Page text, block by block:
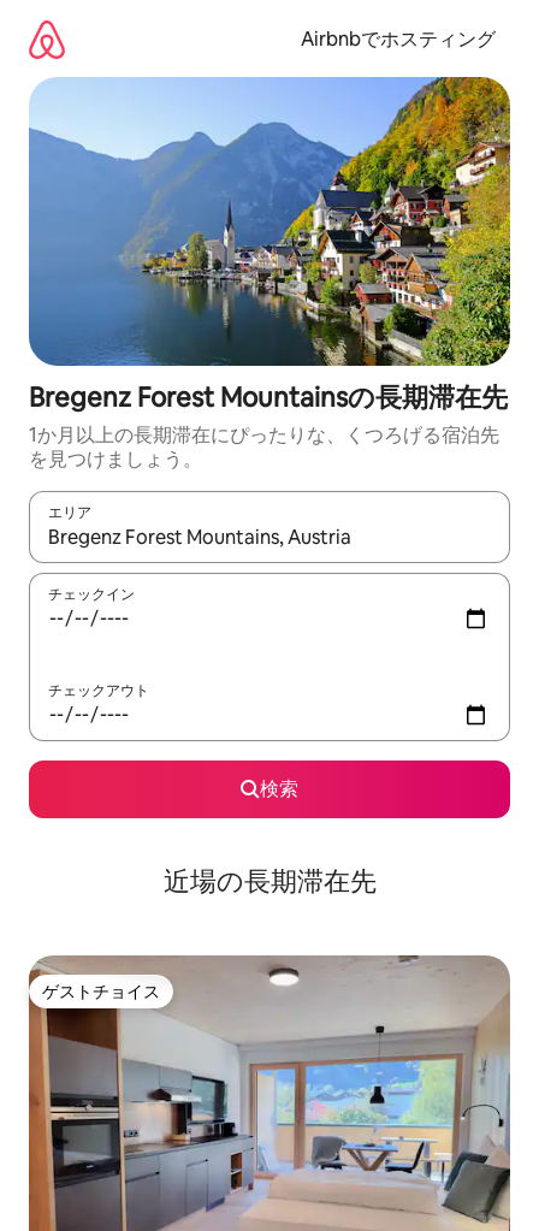
Airbnbでホスティング
Bregenz Forest Mountainsの長期滞在先
1か月以上の長期滞在にぴったりな、くつろげる宿泊先
を見つけましょう。
エリア
検索結果が表示されたら、上下の矢印キーを使って移動するか
チェックイン
チェックアウト
検索
近場の長期滞在先
ゲストチョイス
ゲストチョイス